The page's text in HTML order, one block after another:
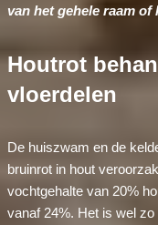
van het gehele raam of
Houtrot
vloerdelen
De huiszwam en de
bruinrot in hout
vochtgehalte van 20%
vanaf 24%. Het is wel